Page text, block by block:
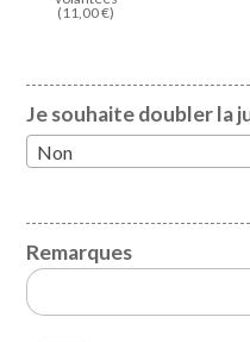
(11,00€)
Je souhaite doubler la
Non
Remarques